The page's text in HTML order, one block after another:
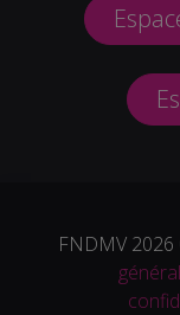
FNDMV